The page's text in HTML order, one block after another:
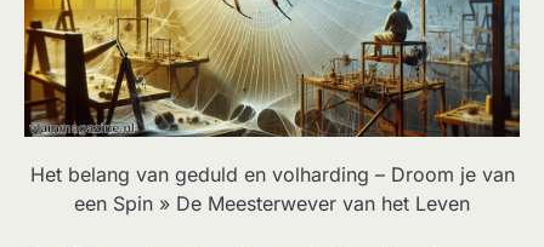
Het belang van geduld en volharding – Droom je van
een Spin » De Meesterwever van het Leven